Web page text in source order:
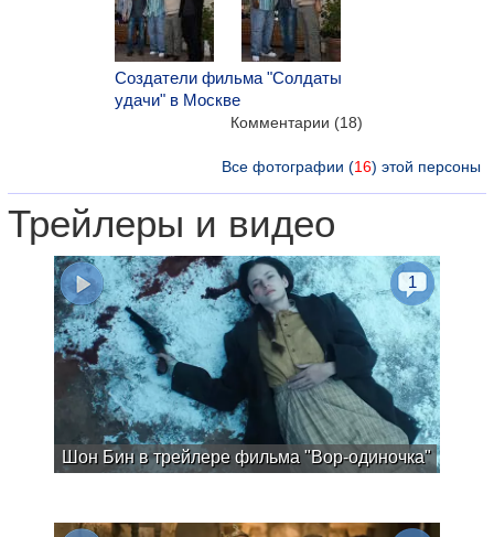
Создатели фильма "Солдаты
удачи" в Москве
Комментарии (18)
Все фотографии (16) этой персоны
Трейлеры и видео
Шон Бин в трейлере фильма "Вор-одиночка"
1